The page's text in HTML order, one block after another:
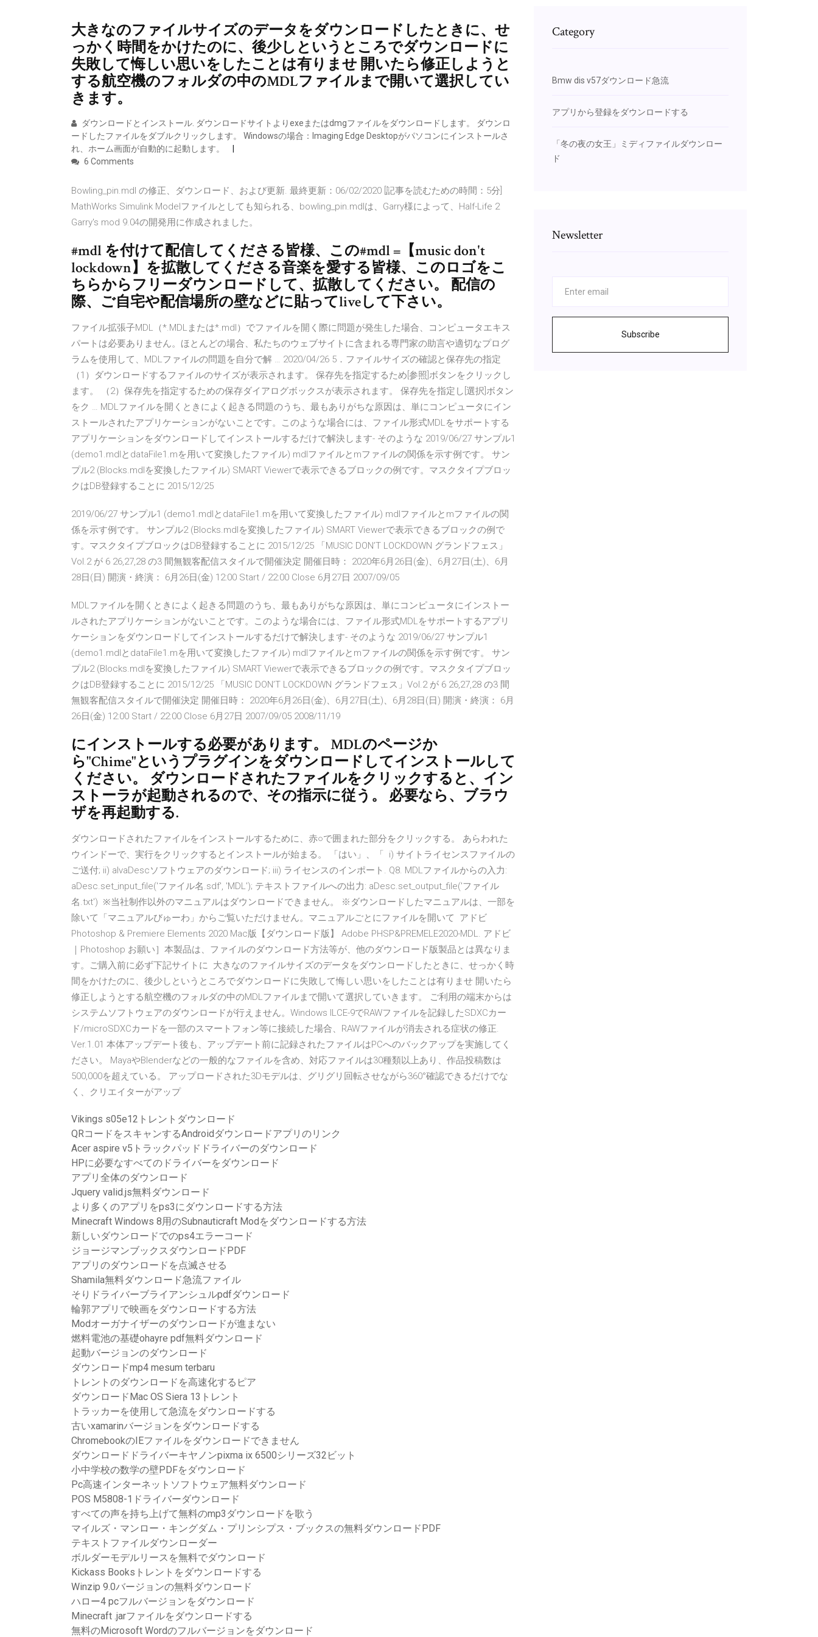
大きなのファイルサイズのデータをダウンロードしたときに、せ
っかく時間をかけたのに、後少しというところでダウンロードに
失敗して悔しい思いをしたことは有りませ 開いたら修正しようと
する航空機のフォルダの中のMDLファイルまで開いて選択してい
きます。
ダウンロードとインストール. ダウンロードサイトよりexeまたはdmgファイルをダウンロードします。 ダウンロ
ードしたファイルをダブルクリックします。 Windowsの場合：Imaging Edge Desktopがパソコンにインストールさ
れ、ホーム画面が自動的に起動します。
6 Comments
Bowling_pin.mdl の修正、ダウンロード、および更新. 最終更新：06/02/2020 [記事を読むための時間：5分]
MathWorks Simulink Modelファイルとしても知られる、bowling_pin.mdlは、Garry様によって、Half-Life 2
Garry's mod 9.04の開発用に作成されました。
#mdl を付けて配信してくださる皆様、この#mdl =【music don't
lockdown】を拡散してくださる音楽を愛する皆様、このロゴをこ
ちらからフリーダウンロードして、拡散してください。 配信の
際、ご自宅や配信場所の壁などに貼ってliveして下さい。
ファイル拡張子MDL（*.MDLまたは*.mdl）でファイルを開く際に問題が発生した場合、コンピュータエキス
パートは必要ありません。ほとんどの場合、私たちのウェブサイトに含まれる専門家の助言や適切なプログ
ラムを使用して、MDLファイルの問題を自分で解 … 2020/04/26 5．ファイルサイズの確認と保存先の指定
（1）ダウンロードするファイルのサイズが表示されます。 保存先を指定するため[参照]ボタンをクリックし
ます。 （2）保存先を指定するための保存ダイアログボックスが表示されます。 保存先を指定し[選択]ボタン
をク … MDLファイルを開くときによく起きる問題のうち、最もありがちな原因は、単にコンピュータにイン
ストールされたアプリケーションがないことです。このような場合には、ファイル形式MDLをサポートする
アプリケーションをダウンロードしてインストールするだけで解決します- そのような 2019/06/27 サンプル1
(demo1.mdlとdataFile1.mを用いて変換したファイル) mdlファイルとmファイルの関係を示す例です。 サン
プル2 (Blocks.mdlを変換したファイル) SMART Viewerで表示できるブロックの例です。マスクタイプブロッ
クはDB登録することに 2015/12/25
2019/06/27 サンプル1 (demo1.mdlとdataFile1.mを用いて変換したファイル) mdlファイルとmファイルの関
係を示す例です。 サンプル2 (Blocks.mdlを変換したファイル) SMART Viewerで表示できるブロックの例で
す。マスクタイプブロックはDB登録することに 2015/12/25 「MUSIC DON’T LOCKDOWN グランドフェス」
Vol.2 が 6 26,27,28 の3 間無観客配信スタイルで開催決定 開催日時： 2020年6月26日(金)、6月27日(土)、6月
28日(日) 開演・終演： 6月26日(金) 12:00 Start / 22:00 Close 6月27日 2007/09/05
MDLファイルを開くときによく起きる問題のうち、最もありがちな原因は、単にコンピュータにインストー
ルされたアプリケーションがないことです。このような場合には、ファイル形式MDLをサポートするアプリ
ケーションをダウンロードしてインストールするだけで解決します- そのような 2019/06/27 サンプル1
(demo1.mdlとdataFile1.mを用いて変換したファイル) mdlファイルとmファイルの関係を示す例です。 サン
プル2 (Blocks.mdlを変換したファイル) SMART Viewerで表示できるブロックの例です。マスクタイプブロッ
クはDB登録することに 2015/12/25 「MUSIC DON’T LOCKDOWN グランドフェス」Vol.2 が 6 26,27,28 の3 間
無観客配信スタイルで開催決定 開催日時： 2020年6月26日(金)、6月27日(土)、6月28日(日) 開演・終演： 6月
26日(金) 12:00 Start / 22:00 Close 6月27日 2007/09/05 2008/11/19
にインストールする必要があります。 MDLのページか
ら"Chime"というプラグインをダウンロードしてインストールして
ください。 ダウンロードされたファイルをクリックすると、イン
ストーラが起動されるので、その指示に従う。 必要なら、ブラウ
ザを再起動する.
ダウンロードされたファイルをインストールするために、赤○で囲まれた部分をクリックする。 あらわれた
ウインドーで、実行をクリックするとインストールが始まる。 「はい」、「 i) サイトライセンスファイルの
ご送付; ii) alvaDescソフトウェアのダウンロード; iii) ライセンスのインポート. Q8. MDLファイルからの入力:
aDesc.set_input_file('ファイル名.sdf', 'MDL'); テキストファイルへの出力: aDesc.set_output_file('ファイル
名.txt') ※当社制作以外のマニュアルはダウンロードできません。 ※ダウンロードしたマニュアルは、一部を
除いて「マニュアルびゅーわ」からご覧いただけません。マニュアルごとにファイルを開いて アドビ
Photoshop & Premiere Elements 2020 Mac版【ダウンロード版】 Adobe PHSP&PREMELE2020-MDL. アドビ
｜Photoshop お願い］本製品は、ファイルのダウンロード方法等が、他のダウンロード版製品とは異なりま
す。ご購入前に必ず下記サイトに 大きなのファイルサイズのデータをダウンロードしたときに、せっかく時
間をかけたのに、後少しというところでダウンロードに失敗して悔しい思いをしたことは有りませ 開いたら
修正しようとする航空機のフォルダの中のMDLファイルまで開いて選択していきます。 ご利用の端末からは
システムソフトウェアのダウンロードが行えません。Windows ILCE-9でRAWファイルを記録したSDXCカー
ド/microSDXCカードを一部のスマートフォン等に接続した場合、RAWファイルが消去される症状の修正.
Ver.1.01 本体アップデート後も、アップデート前に記録されたファイルはPCへのバックアップを実施してく
ださい。 MayaやBlenderなどの一般的なファイルを含め、対応ファイルは30種類以上あり、作品投稿数は
500,000を超えている。 アップロードされた3Dモデルは、グリグリ回転させながら360°確認できるだけでな
く、クリエイターがアップ
Vikings s05e12トレントダウンロード
QRコードをスキャンするAndroidダウンロードアプリのリンク
Acer aspire v5トラックパッドドライバーのダウンロード
HPに必要なすべてのドライバーをダウンロード
アプリ全体のダウンロード
Jquery valid.js無料ダウンロード
より多くのアプリをps3にダウンロードする方法
Minecraft Windows 8用のSubnauticraft Modをダウンロードする方法
新しいダウンロードでのps4エラーコード
ジョージマンブックスダウンロードPDF
アプリのダウンロードを点滅させる
Shamila無料ダウンロード急流ファイル
そりドライバーブライアンシュルpdfダウンロード
輪郭アプリで映画をダウンロードする方法
Modオーガナイザーのダウンロードが進まない
燃料電池の基礎ohayre pdf無料ダウンロード
起動バージョンのダウンロード
ダウンロードmp4 mesum terbaru
トレントのダウンロードを高速化するピア
ダウンロードMac OS Siera 13トレント
トラッカーを使用して急流をダウンロードする
古いxamarinバージョンをダウンロードする
ChromebookのIEファイルをダウンロードできません
ダウンロードドライバーキヤノンpixma ix 6500シリーズ32ビット
小中学校の数学の壁PDFをダウンロード
Pc高速インターネットソフトウェア無料ダウンロード
POS M5808-1ドライバーダウンロード
すべての声を持ち上げて無料のmp3ダウンロードを歌う
マイルズ・マンロー・キングダム・プリンシプス・ブックスの無料ダウンロードPDF
テキストファイルダウンローダー
ボルダーモデルリースを無料でダウンロード
Kickass Booksトレントをダウンロードする
Winzip 9.0バージョンの無料ダウンロード
ハロー4 pcフルバージョンをダウンロード
Minecraft .jarファイルをダウンロードする
無料のMicrosoft Wordのフルバージョンをダウンロード
Category
Bmw dis v57ダウンロード急流
アプリから登録をダウンロードする
「冬の夜の女王」ミディファイルダウンロー
ド
Newsletter
Subscribe